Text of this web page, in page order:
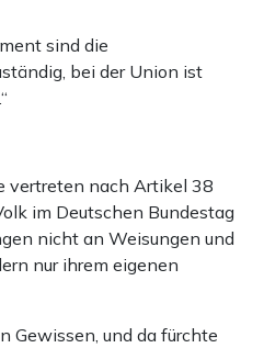
sind die
bei der Union ist
vertreten nach Artikel 38
im Deutschen Bundestag
nicht an Weisungen und
nur ihrem eigenen
Gewissen, und da fürchte